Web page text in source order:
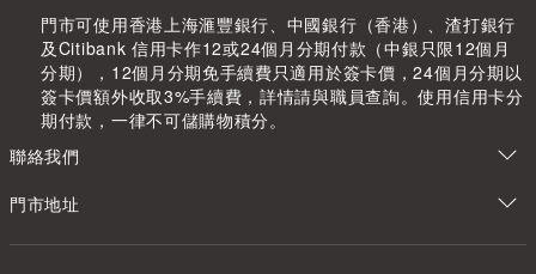
門市可使用香港上海滙豐銀行、中國銀行（香港）、渣打銀行
及Citibank 信用卡作12或24個月分期付款（中銀只限12個月
分期），12個月分期免手續費只適用於簽卡價，24個月分期以
簽卡價額外收取3%手續費，詳情請與職員查詢。使用信用卡分
期付款，一律不可儲購物積分。
聯絡我們
門市地址